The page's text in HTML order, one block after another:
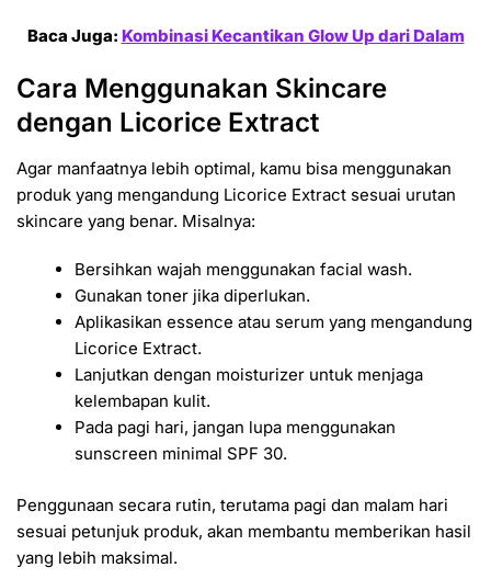
Baca Juga: Kombinasi Kecantikan Glow Up dari Dalam
Cara Menggunakan Skincare
dengan Licorice Extract
Agar manfaatnya lebih optimal, kamu bisa menggunakan
produk yang mengandung Licorice Extract sesuai urutan
skincare yang benar. Misalnya:
Bersihkan wajah menggunakan facial wash.
Gunakan toner jika diperlukan.
Aplikasikan essence atau serum yang mengandung
Licorice Extract.
Lanjutkan dengan moisturizer untuk menjaga
kelembapan kulit.
Pada pagi hari, jangan lupa menggunakan
sunscreen minimal SPF 30.
Penggunaan secara rutin, terutama pagi dan malam hari
sesuai petunjuk produk, akan membantu memberikan hasil
yang lebih maksimal.